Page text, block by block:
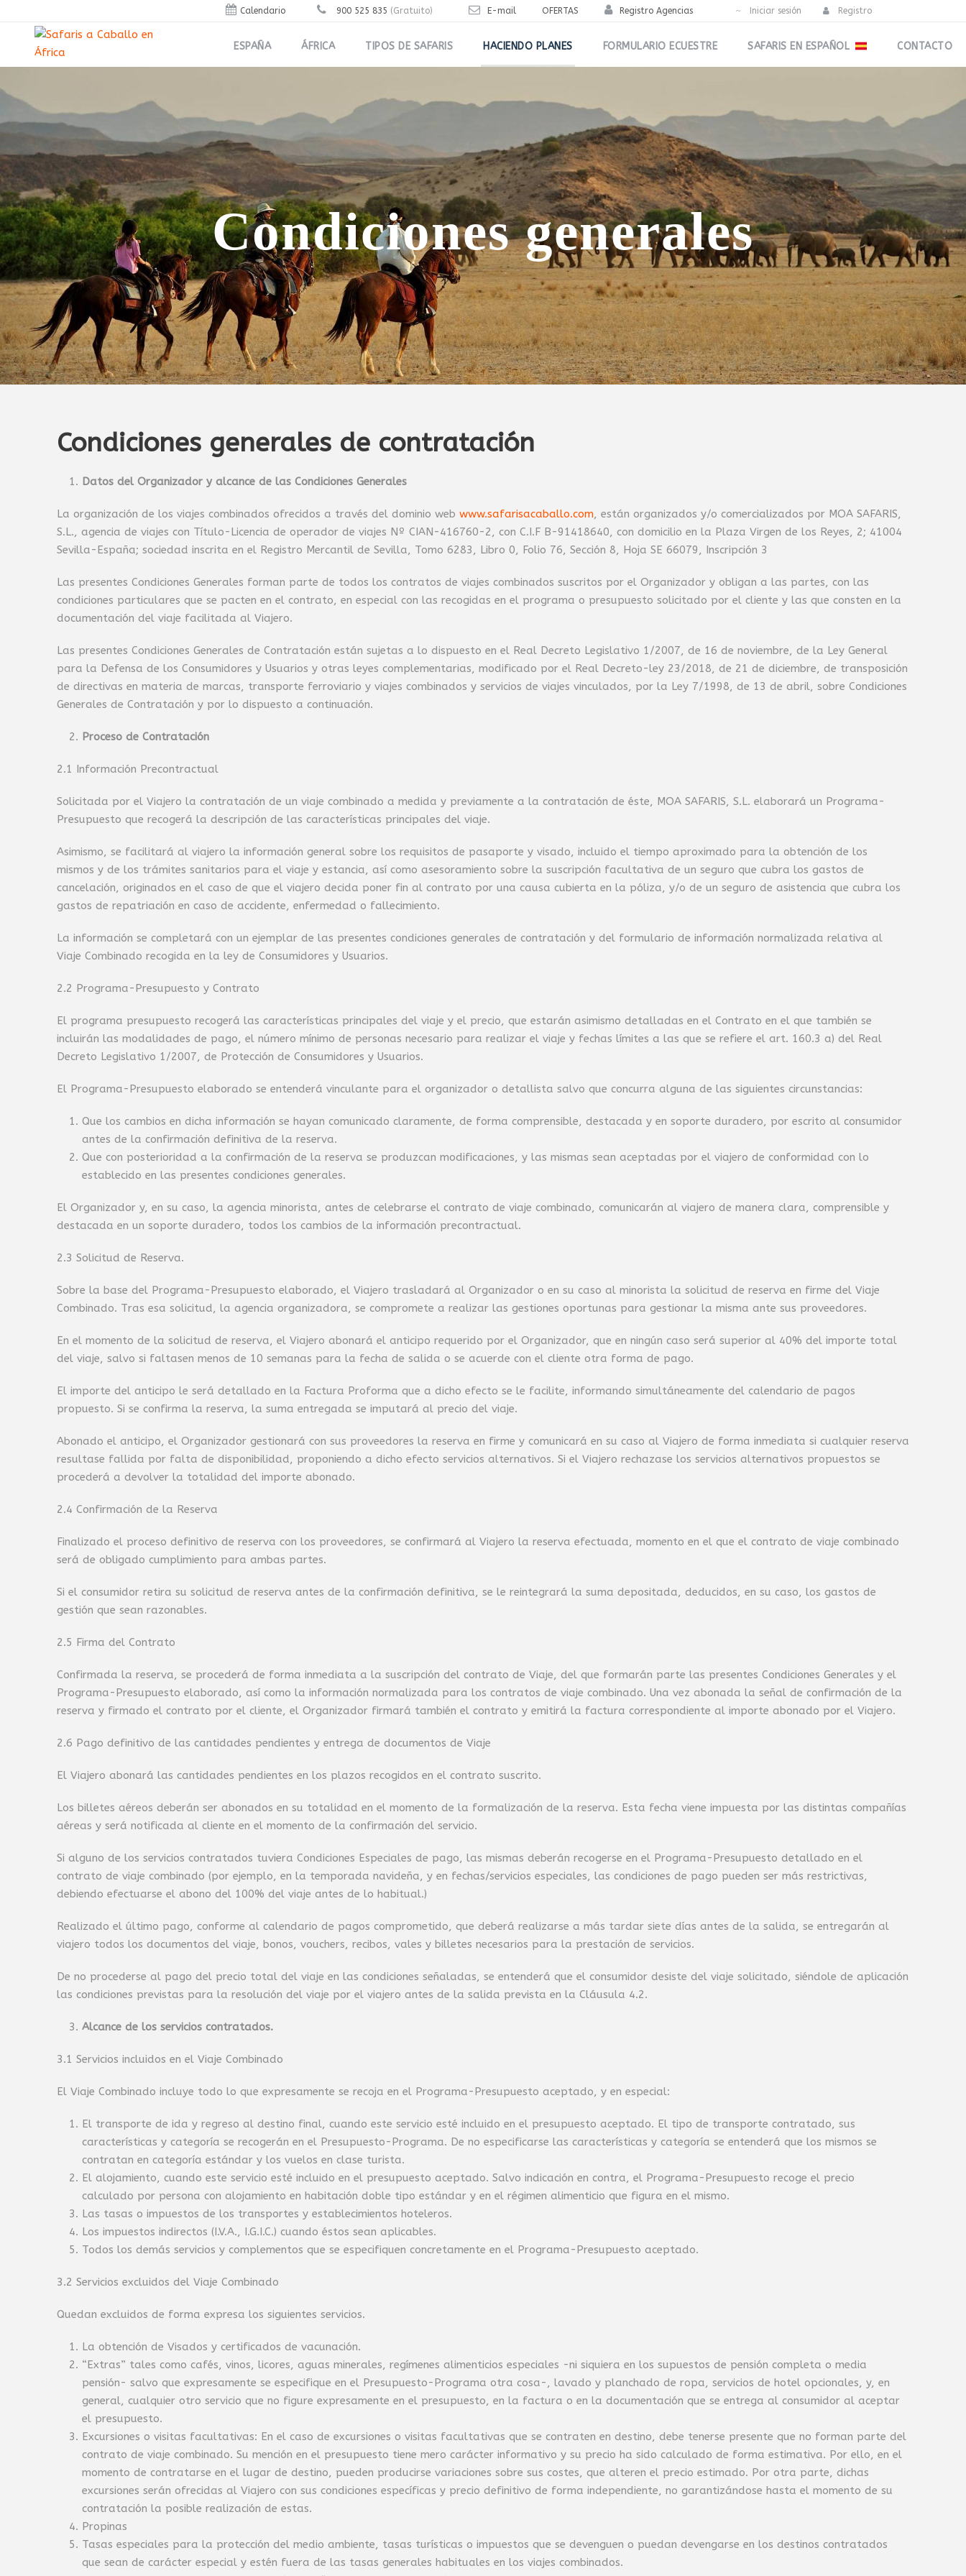
Calendario 900 525 835 (Gratuito) E-mail OFERTAS Registro Agencias Iniciar sesión Registro
ESPAÑA ÁFRICA TIPOS DE SAFARIS HACIENDO PLANES FORMULARIO ECUESTRE SAFARIS EN ESPAÑOL CONTACTO
Condiciones generales
Condiciones generales de contratación
Datos del Organizador y alcance de las Condiciones Generales
La organización de los viajes combinados ofrecidos a través del dominio web www.safarisacaballo.com, están organizados y/o comercializados por MOA SAFARIS,
S.L., agencia de viajes con Título-Licencia de operador de viajes Nº CIAN-416760-2, con C.I.F B-91418640, con domicilio en la Plaza Virgen de los Reyes, 2; 41004
Sevilla-España; sociedad inscrita en el Registro Mercantil de Sevilla, Tomo 6283, Libro 0, Folio 76, Sección 8, Hoja SE 66079, Inscripción 3
Las presentes Condiciones Generales forman parte de todos los contratos de viajes combinados suscritos por el Organizador y obligan a las partes, con las
condiciones particulares que se pacten en el contrato, en especial con las recogidas en el programa o presupuesto solicitado por el cliente y las que consten en la
documentación del viaje facilitada al Viajero.
Las presentes Condiciones Generales de Contratación están sujetas a lo dispuesto en el Real Decreto Legislativo 1/2007, de 16 de noviembre, de la Ley General
para la Defensa de los Consumidores y Usuarios y otras leyes complementarias, modificado por el Real Decreto-ley 23/2018, de 21 de diciembre, de transposición
de directivas en materia de marcas, transporte ferroviario y viajes combinados y servicios de viajes vinculados, por la Ley 7/1998, de 13 de abril, sobre Condiciones
Generales de Contratación y por lo dispuesto a continuación.
Proceso de Contratación
2.1 Información Precontractual
Solicitada por el Viajero la contratación de un viaje combinado a medida y previamente a la contratación de éste, MOA SAFARIS, S.L. elaborará un Programa-
Presupuesto que recogerá la descripción de las características principales del viaje.
Asimismo, se facilitará al viajero la información general sobre los requisitos de pasaporte y visado, incluido el tiempo aproximado para la obtención de los
mismos y de los trámites sanitarios para el viaje y estancia, así como asesoramiento sobre la suscripción facultativa de un seguro que cubra los gastos de
cancelación, originados en el caso de que el viajero decida poner fin al contrato por una causa cubierta en la póliza, y/o de un seguro de asistencia que cubra los
gastos de repatriación en caso de accidente, enfermedad o fallecimiento.
La información se completará con un ejemplar de las presentes condiciones generales de contratación y del formulario de información normalizada relativa al
Viaje Combinado recogida en la ley de Consumidores y Usuarios.
2.2 Programa-Presupuesto y Contrato
El programa presupuesto recogerá las características principales del viaje y el precio, que estarán asimismo detalladas en el Contrato en el que también se
incluirán las modalidades de pago, el número mínimo de personas necesario para realizar el viaje y fechas límites a las que se refiere el art. 160.3 a) del Real
Decreto Legislativo 1/2007, de Protección de Consumidores y Usuarios.
El Programa-Presupuesto elaborado se entenderá vinculante para el organizador o detallista salvo que concurra algu­na de las siguientes circunstancias:
Que los cambios en dicha información se hayan comunicado claramente, de forma comprensible, destacada y en soporte duradero, por escrito al consumidor
antes de la confirmación definitiva de la reserva.
Que con posterioridad a la confirmación de la reserva se produzcan modificaciones, y las mismas sean aceptadas por el viajero de conformidad con lo
establecido en las presentes condiciones generales.
El Organizador y, en su caso, la agencia minorista, antes de celebrarse el contrato de viaje combinado, comunicarán al viajero de manera clara, comprensible y
destacada en un soporte duradero, todos los cambios de la información precontractual.
2.3 Solicitud de Reserva.
Sobre la base del Programa-Presupuesto elaborado, el Viajero trasladará al Organizador o en su caso al minorista la solicitud de reserva en firme del Viaje
Combinado. Tras esa solicitud, la agencia organizadora, se compromete a realizar las gestiones oportunas para gestionar la misma ante sus proveedores.
En el momento de la solicitud de reserva, el Viajero abonará el anticipo requerido por el Organizador, que en ningún caso será superior al 40% del importe total
del viaje, salvo si faltasen menos de 10 semanas para la fecha de salida o se acuerde con el cliente otra forma de pago.
El importe del anticipo le será detallado en la Factura Proforma que a dicho efecto se le facilite, informando simultáneamente del calendario de pagos
propuesto. Si se confirma la reserva, la suma entregada se imputará al precio del viaje.
Abonado el anticipo, el Organizador gestionará con sus proveedores la reserva en firme y comunicará en su caso al Viajero de forma inmediata si cualquier reserva
resultase fallida por falta de disponibilidad, proponiendo a dicho efecto servicios alternativos. Si el Viajero rechazase los servicios alternativos propuestos se
procederá a devolver la totalidad del importe abonado.
2.4 Confirmación de la Reserva
Finalizado el proceso definitivo de reserva con los proveedores, se confirmará al Viajero la reserva efectuada, momento en el que el contrato de viaje combinado
será de obligado cumplimiento para ambas partes.
Si el consumidor retira su solicitud de reserva antes de la confirmación definitiva, se le reintegrará la suma depositada, deducidos, en su caso, los gastos de
gestión que sean razonables.
2.5 Firma del Contrato
Confirmada la reserva, se procederá de forma inmediata a la suscripción del contrato de Viaje, del que formarán parte las presentes Condiciones Generales y el
Programa-Presupuesto elaborado, así como la información normalizada para los contratos de viaje combinado. Una vez abonada la señal de confirmación de la
reserva y firmado el contrato por el cliente, el Organizador firmará también el contrato y emitirá la factura correspondiente al importe abonado por el Viajero.
2.6 Pago definitivo de las cantidades pendientes y entrega de documentos de Viaje
El Viajero abonará las cantidades pendientes en los plazos recogidos en el contrato suscrito.
Los billetes aéreos deberán ser abonados en su totalidad en el momento de la formalización de la reserva. Esta fecha viene impuesta por las distintas compañías
aéreas y será notificada al cliente en el momento de la confirmación del servicio.
Si alguno de los servicios contratados tuviera Condiciones Especiales de pago, las mismas deberán recogerse en el Programa-Presupuesto detallado en el
contrato de viaje combinado (por ejemplo, en la temporada navideña, y en fechas/servicios especiales, las condiciones de pago pueden ser más restrictivas,
debiendo efectuarse el abono del 100% del viaje antes de lo habitual.)
Realizado el último pago, conforme al calendario de pagos comprometido, que deberá realizarse a más tardar siete días antes de la salida, se entregarán al
viajero todos los documentos del viaje, bonos, vouchers, recibos, vales y billetes necesarios para la prestación de servicios.
De no procederse al pago del precio total del viaje en las condiciones señaladas, se entenderá que el consumidor desiste del viaje solicitado, siéndole de aplicación
las condiciones previstas para la resolución del viaje por el viajero antes de la salida prevista en la Cláusula 4.2.
Alcance de los servicios contratados.
3.1 Servicios incluidos en el Viaje Combinado
El Viaje Combinado incluye todo lo que expresamente se recoja en el Programa-Presupuesto aceptado, y en especial:
El transporte de ida y regreso al destino final, cuando este servicio esté incluido en el presupuesto aceptado. El tipo de transporte contratado, sus
características y categoría se recogerán en el Presupuesto-Programa. De no especificarse las características y categoría se entenderá que los mismos se
contratan en categoría estándar y los vuelos en clase turista.
El alojamiento, cuando este servicio esté incluido en el presupuesto aceptado. Salvo indicación en contra, el Programa-Presupuesto recoge el precio
calculado por persona con alojamiento en habitación doble tipo estándar y en el régimen alimenticio que figura en el mismo.
Las tasas o impuestos de los transportes y establecimientos hoteleros.
Los impuestos indirectos (I.V.A., I.G.I.C.) cuando éstos sean aplicables.
Todos los demás servicios y complementos que se especifiquen concretamente en el Programa-Presupuesto aceptado.
3.2 Servicios excluidos del Viaje Combinado
Quedan excluidos de forma expresa los siguientes servicios.
La obtención de Visados y certificados de vacunación.
“Extras” tales como cafés, vinos, licores, aguas minerales, regímenes alimenticios especiales -ni siquiera en los supuestos de pensión completa o media
pensión- salvo que expresamente se especifique en el Presupuesto-Programa otra cosa-, lavado y planchado de ropa, servicios de hotel opcionales, y, en
general, cualquier otro servicio que no figure expresamente en el presupuesto, en la factura o en la documentación que se entrega al consumidor al aceptar
el presupuesto.
Excursiones o visitas facultativas: En el caso de excursiones o visitas facultativas que se contraten en destino, debe tenerse presente que no forman parte del
contrato de viaje combinado. Su mención en el presupuesto tiene mero carácter informativo y su precio ha sido calculado de forma estimativa. Por ello, en el
momento de contratarse en el lugar de destino, pueden producirse variaciones sobre sus costes, que alteren el precio estimado. Por otra parte, dichas
excursiones serán ofrecidas al Viajero con sus condiciones específicas y precio definitivo de forma independiente, no garantizándose hasta el momento de su
contratación la posible realización de estas.
Propinas
Tasas especiales para la protección del medio ambiente, tasas turísticas o impuestos que se devenguen o puedan devengarse en los destinos contratados
que sean de carácter especial y estén fuera de las tasas generales habituales en los viajes combinados.